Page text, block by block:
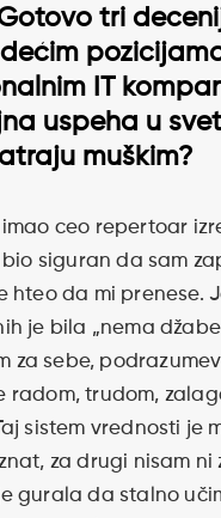
tri
IT
uspeha u
muškim?
ceo repertoar
siguran da sam
hteo da mi prenese.
je bila „nema
za sebe,
radom, trudom,
sistem vrednosti je
za drugi nisam ni
gurala da stalno